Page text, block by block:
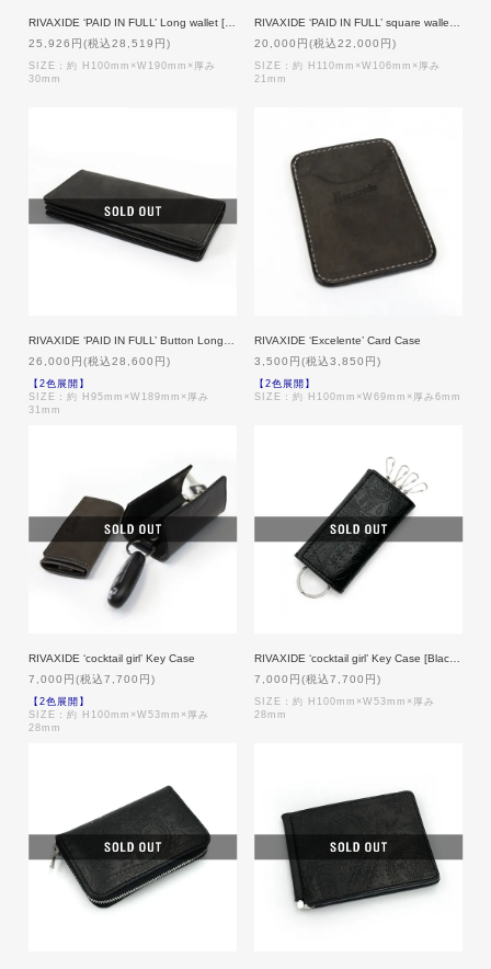
25,926円(税込28,519円)
SIZE：約 H100mm×W190mm×厚み
30mm
20,000円(税込22,000円)
SIZE：約 H110mm×W106mm×厚み
21mm
26,000円(税込28,600円)
【2色展開】
SIZE：約 H95mm×W189mm×厚み
31mm
RIVAXIDE ‘Excelente’ Card Case
3,500円(税込3,850円)
【2色展開】
SIZE：約 H100mm×W69mm×厚み6mm
RIVAXIDE ‘cocktail girl’ Key Case
7,000円(税込7,700円)
【2色展開】
SIZE：約 H100mm×W53mm×厚み
28mm
7,000円(税込7,700円)
SIZE：約 H100mm×W53mm×厚み
28mm